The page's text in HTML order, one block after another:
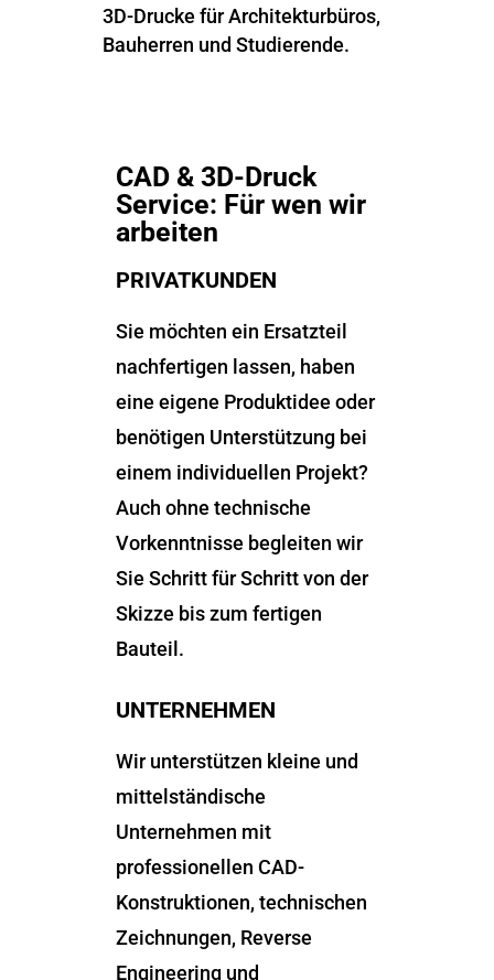
3D-Drucke für Architekturbüros,
Bauherren und Studierende.
CAD & 3D-Druck
Service: Für wen wir
arbeiten
PRIVATKUNDEN
Sie möchten ein Ersatzteil
nachfertigen lassen, haben
eine eigene Produktidee oder
benötigen Unterstützung bei
einem individuellen Projekt?
Auch ohne technische
Vorkenntnisse begleiten wir
Sie Schritt für Schritt von der
Skizze bis zum fertigen
Bauteil.
UNTERNEHMEN
Wir unterstützen kleine und
mittelständische
Unternehmen mit
professionellen CAD-
Konstruktionen, technischen
Zeichnungen, Reverse
Engineering und